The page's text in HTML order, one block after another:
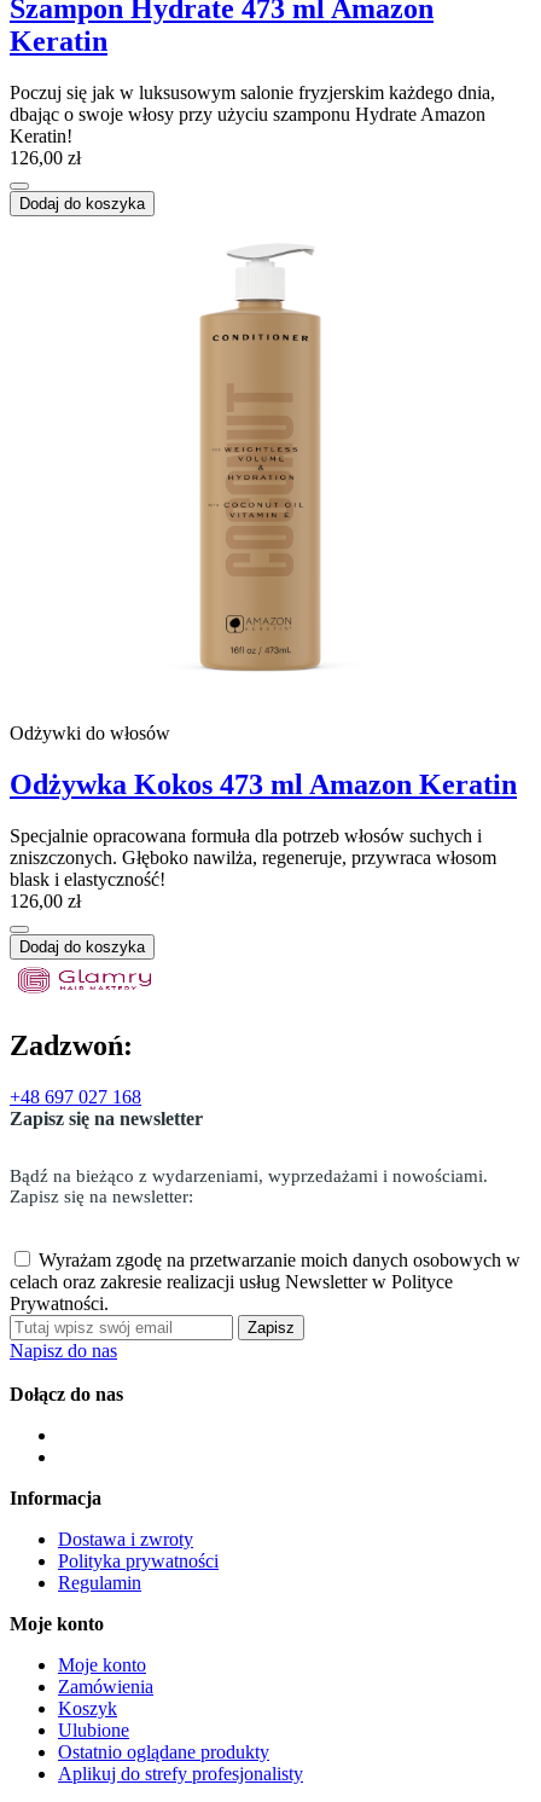
Szampon Hydrate 473 ml Amazon
Keratin
Poczuj się jak w luksusowym salonie fryzjerskim każdego dnia,
dbając o swoje włosy przy użyciu szamponu Hydrate Amazon
Keratin!
126,00 zł
Dodaj do koszyka
Odżywki do włosów
Odżywka Kokos 473 ml Amazon Keratin
Specjalnie opracowana formuła dla potrzeb włosów suchych i
zniszczonych. Głęboko nawilża, regeneruje, przywraca włosom
blask i elastyczność!
126,00 zł
Dodaj do koszyka
Zadzwoń:
+48 697 027 168
Zapisz się na newsletter
Bądź na bieżąco z wydarzeniami, wyprzedażami i nowościami.
Zapisz się na newsletter:
Wyrażam zgodę na przetwarzanie moich danych osobowych w
celach oraz zakresie realizacji usług Newsletter w Polityce
Prywatności.
Zapisz
Napisz do nas
Dołącz do nas
Informacja
Dostawa i zwroty
Polityka prywatności
Regulamin
Moje konto
Moje konto
Zamówienia
Koszyk
Ulubione
Ostatnio oglądane produkty
Aplikuj do strefy profesjonalisty